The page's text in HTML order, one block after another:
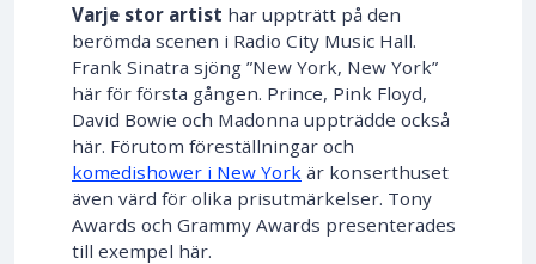
Varje stor artist har uppträtt på den
berömda scenen i Radio City Music Hall.
Frank Sinatra sjöng ”New York, New York”
här för första gången. Prince, Pink Floyd,
David Bowie och Madonna uppträdde också
här. Förutom föreställningar och
komedishower i New York är konserthuset
även värd för olika prisutmärkelser. Tony
Awards och Grammy Awards presenterades
till exempel här.